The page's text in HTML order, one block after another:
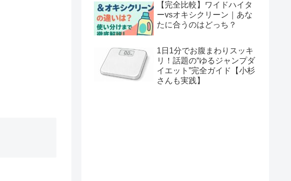
【完全比較】ワイドハイタ
ーvsオキシクリーン｜あな
たに合うのはどっち？
1日1分でお腹まわりスッキ
リ！話題の“ゆるジャンプダ
イエット”完全ガイド【小杉
さんも実践】